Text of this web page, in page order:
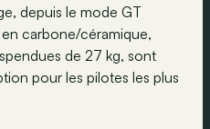
depuis le mode GT
carbone/céramique,
de 27 kg, sont
pour les pilotes les plus